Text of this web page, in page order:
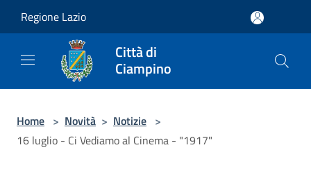
Regione Lazio
Città di
Ciampino
Home > Novità > Notizie >
16 luglio - Ci Vediamo al Cinema - "1917"